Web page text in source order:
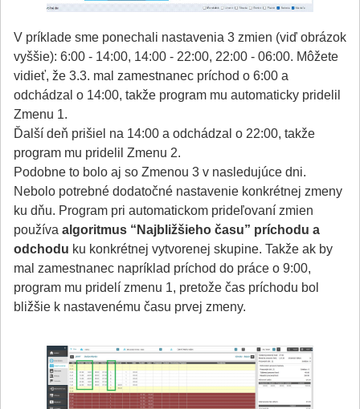
V príklade sme ponechali nastavenia 3 zmien (viď obrázok
vyššie): 6:00 - 14:00, 14:00 - 22:00, 22:00 - 06:00. Môžete
vidieť, že 3.3. mal zamestnanec príchod o 6:00 a
odchádzal o 14:00, takže program mu automaticky pridelil
Zmenu 1.
Ďalší deň prišiel na 14:00 a odchádzal o 22:00, takže
program mu pridelil Zmenu 2.
Podobne to bolo aj so Zmenou 3 v nasledujúce dni.
Nebolo potrebné dodatočné nastavenie konkrétnej zmeny
ku dňu. Program pri automatickom prideľovaní zmien
používa algoritmus “Najbližšieho času” príchodu a
odchodu ku konkrétnej vytvorenej skupine. Takže ak by
mal zamestnanec napríklad príchod do práce o 9:00,
program mu pridelí zmenu 1, pretože čas príchodu bol
bližšie k nastavenému času prvej zmeny.